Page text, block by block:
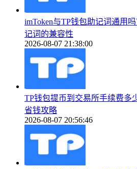
imToken与TP钱包助记词通用
记词的兼容性
2026-08-07 21:38:00
TP钱包提币到交易所手续费多
省钱攻略
2026-08-07 20:56:46